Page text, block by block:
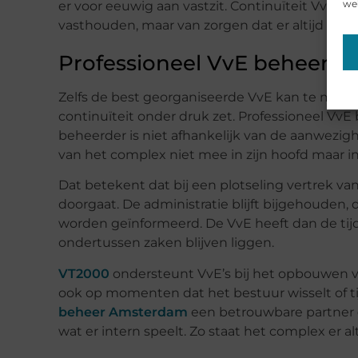
er voor eeuwig aan vastzit. Continuïteit VvE
vasthouden, maar van zorgen dat er altijd
Professioneel VvE beheer
Zelfs de best georganiseerde VvE kan te
continuïteit onder druk zet. Professioneel
beheerder is niet afhankelijk van de
van het complex niet mee in zijn hoofd maar
Dat betekent dat bij een plotseling vertrek
doorgaat. De administratie blijft bijgehouden,
worden geïnformeerd. De VvE heeft dan de
ondertussen zaken blijven liggen.
VT2000 ondersteunt VvE’s bij het
ook op momenten dat het bestuur wisselt of
beheer Amsterdam een betrouwbare
wat er intern speelt. Zo staat het complex er